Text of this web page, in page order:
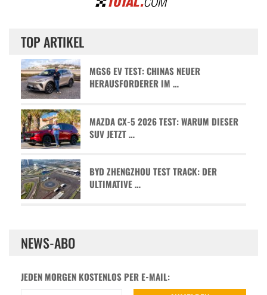
TOP ARTIKEL
MGS6 EV TEST: CHINAS NEUER
HERAUSFORDERER IM …
MAZDA CX-5 2026 TEST: WARUM DIESER
SUV JETZT …
BYD ZHENGZHOU TEST TRACK: DER
ULTIMATIVE …
NEWS-ABO
JEDEN MORGEN KOSTENLOS PER E-MAIL: